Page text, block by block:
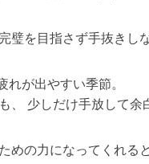
璧を目指さず手抜きし
が出やすい季節。
、 少しだけ手放して余
めの力になってくれる